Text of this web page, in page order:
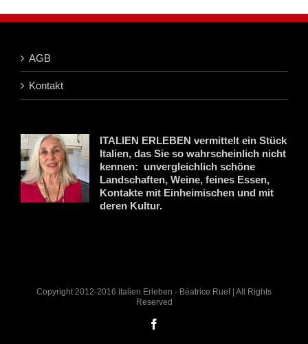
AGB
Kontakt
ITALIEN ERLEBEN vermittelt ein Stück
Italien, das Sie so wahrscheinlich nicht
kennen: unvergleichlich schöne
Landschaften, Weine, feines Essen,
Kontakte mit Einheimischen und mit
deren Kultur.
Copyright 2012-2016 Italien Erleben - Béatrice Ruef | All Rights
Reserved